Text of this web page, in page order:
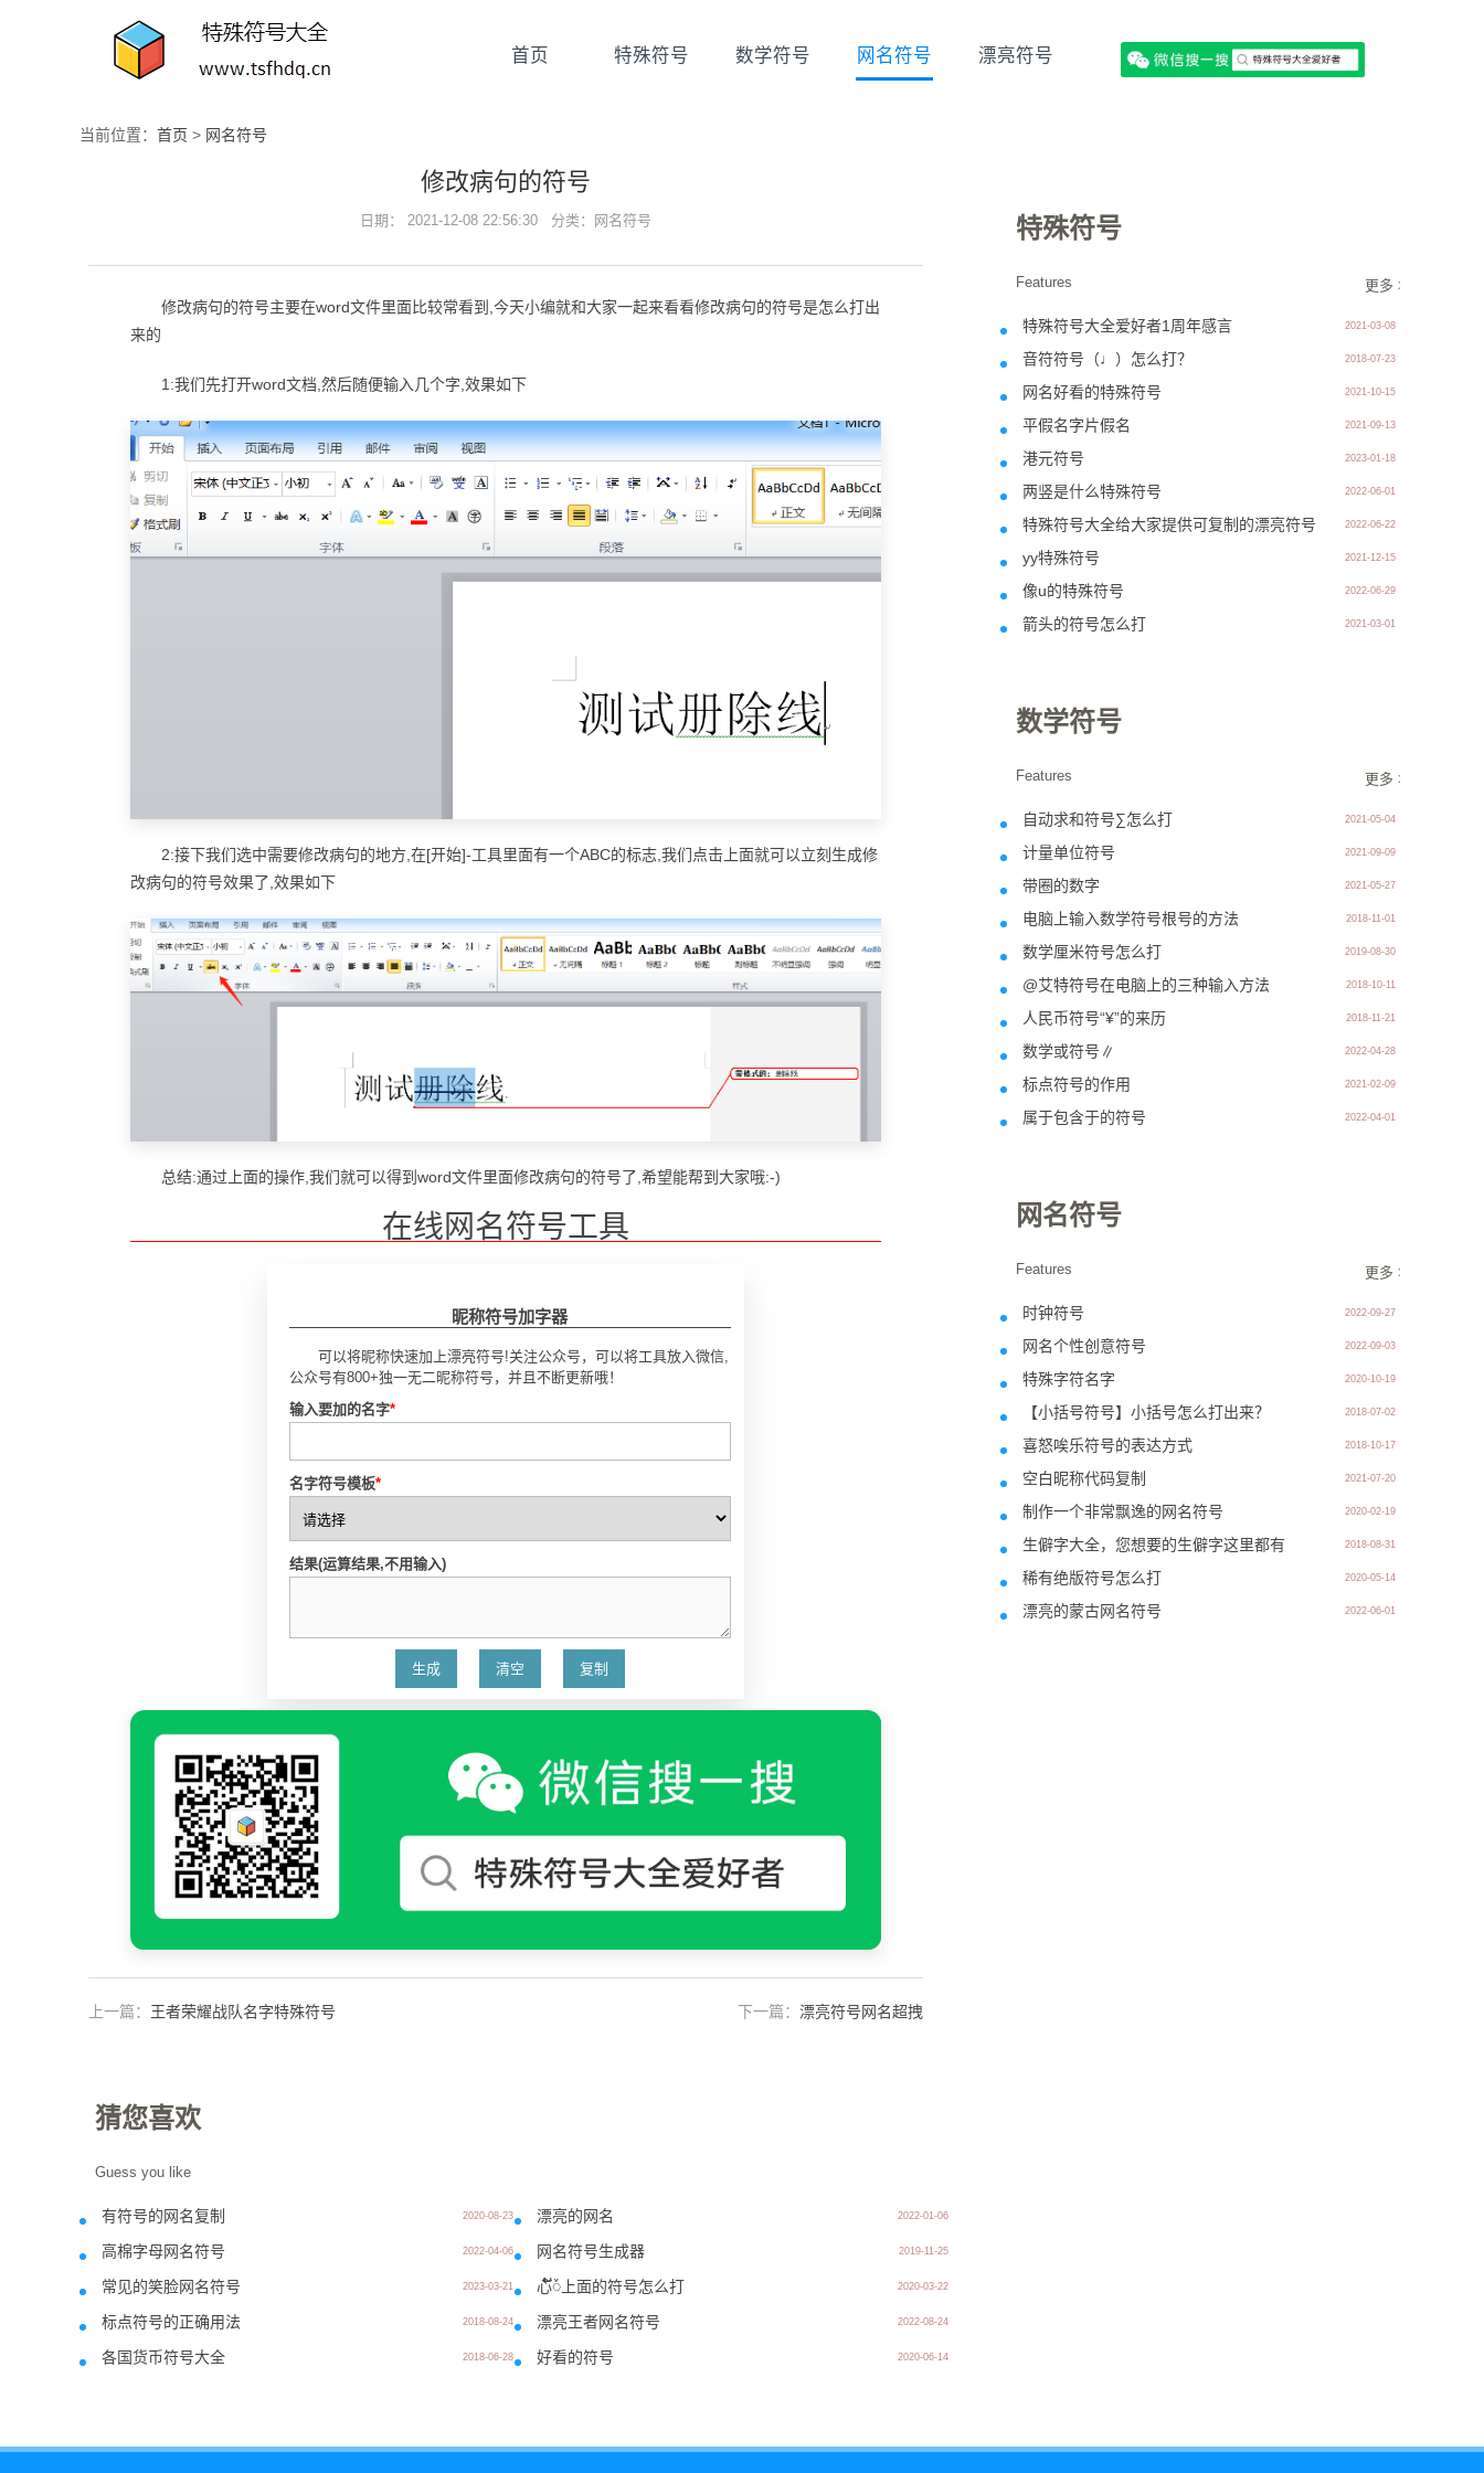
首页 特殊符号 数学符号 网名符号 漂亮符号
当前位置： 首页 > 网名符号
修改病句的符号
日期： 2021-12-08 22:56:30 分类： 网名符号
修改病句的符号主要在word文件里面比较常看到,今天小编就和大家一起来看看修改病句的符号是怎么打出
来的
1:我们先打开word文档,然后随便输入几个字,效果如下
2:接下我们选中需要修改病句的地方,在[开始]-工具里面有一个ABC的标志,我们点击上面就可以立刻生成修
改病句的符号效果了,效果如下
总结:通过上面的操作,我们就可以得到word文件里面修改病句的符号了,希望能帮到大家哦:-)
在线网名符号工具
昵称符号加字器
可以将昵称快速加上漂亮符号!关注公众号，可以将工具放入微信,
公众号有800+独一无二昵称符号，并且不断更新哦！
输入要加的名字*
名字符号模板*
结果(运算结果,不用输入)
上一篇： 王者荣耀战队名字特殊符号 下一篇： 漂亮符号网名超拽
猜您喜欢
Guess you like
有符号的网名复制 2020-08-23 漂亮的网名 2022-01-06
高棉字母网名符号 2022-04-06 网名符号生成器 2019-11-25
常见的笑脸网名符号 2023-03-21 心້໌ᮨ上面的符号怎么打 2020-03-22
标点符号的正确用法 2018-08-24 漂亮王者网名符号 2022-08-24
各国货币符号大全 2018-06-28 好看的符号 2020-06-14
特殊符号
Features 更多 >>
特殊符号大全爱好者1周年感言 2021-03-08
音符符号（♩）怎么打？ 2018-07-23
网名好看的特殊符号 2021-10-15
平假名字片假名 2021-09-13
港元符号 2023-01-18
两竖是什么特殊符号 2022-06-01
特殊符号大全给大家提供可复制的漂亮符号 2022-06-22
yy特殊符号 2021-12-15
像u的特殊符号 2022-06-29
箭头的符号怎么打 2021-03-01
数学符号
Features 更多 >>
自动求和符号∑怎么打 2021-05-04
计量单位符号 2021-09-09
带圈的数字 2021-05-27
电脑上输入数学符号根号的方法 2018-11-01
数学厘米符号怎么打 2019-08-30
@艾特符号在电脑上的三种输入方法 2018-10-11
人民币符号“¥”的来历 2018-11-21
数学或符号∥ 2022-04-28
标点符号的作用 2021-02-09
属于包含于的符号 2022-04-01
网名符号
Features 更多 >>
时钟符号 2022-09-27
网名个性创意符号 2022-09-03
特殊字符名字 2020-10-19
【小括号符号】小括号怎么打出来？ 2018-07-02
喜怒唉乐符号的表达方式 2018-10-17
空白昵称代码复制 2021-07-20
制作一个非常飘逸的网名符号 2020-02-19
生僻字大全，您想要的生僻字这里都有 2018-08-31
稀有绝版符号怎么打 2020-05-14
漂亮的蒙古网名符号 2022-06-01